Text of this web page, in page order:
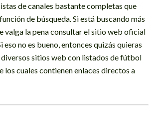
de canales bastante completas que
de búsqueda. Si está buscando más
valga la pena consultar el sitio web oficial
eso no es bueno, entonces quizás quieras
sitios web con listados de fútbol
los cuales contienen enlaces directos a